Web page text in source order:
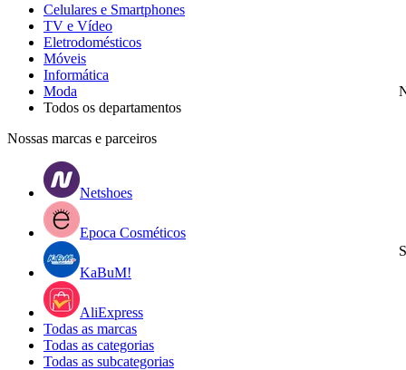
Celulares e Smartphones
TV e Vídeo
Eletrodomésticos
Móveis
Informática
Moda
Todos os departamentos
Nossas marcas e parceiros
Netshoes
Epoca Cosméticos
KaBuM!
AliExpress
Todas as marcas
Todas as categorias
Todas as subcategorias